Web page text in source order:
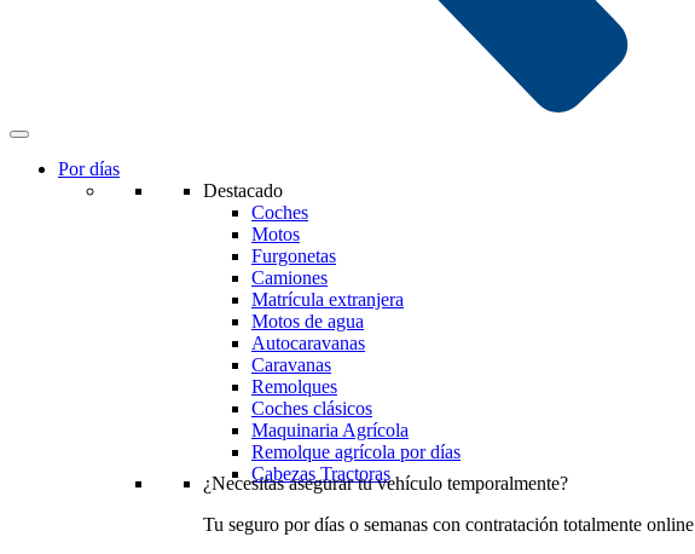
Por días
Destacado
Coches
Motos
Furgonetas
Camiones
Matrícula extranjera
Motos de agua
Autocaravanas
Caravanas
Remolques
Coches clásicos
Maquinaria Agrícola
Remolque agrícola por días
Cabezas Tractoras
¿Necesitas asegurar tu vehículo temporalmente?
Tu seguro por días o semanas con contratación totalmente online